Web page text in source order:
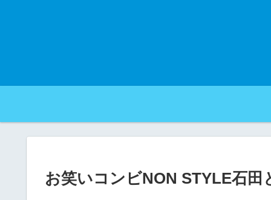
お笑いコンビNON STYLE石